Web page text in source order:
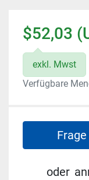
$52,03
exkl. Mwst
Verfügbare
oder